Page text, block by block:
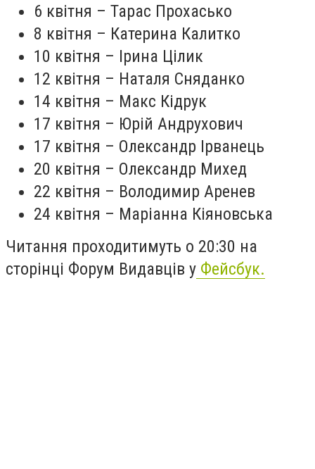
6 квітня – Тарас Прохасько
8 квітня – Катерина Калитко
10 квітня – Ірина Цілик
12 квітня – Наталя Сняданко
14 квітня – Макс Кідрук
17 квітня – Юрій Андрухович
17 квітня – Олександр Ірванець
20 квітня – Олександр Михед
22 квітня – Володимир Аренев
24 квітня – Маріанна Кіяновська
Читання проходитимуть о 20:30 на
сторінці Форум Видавців у Фейсбук.